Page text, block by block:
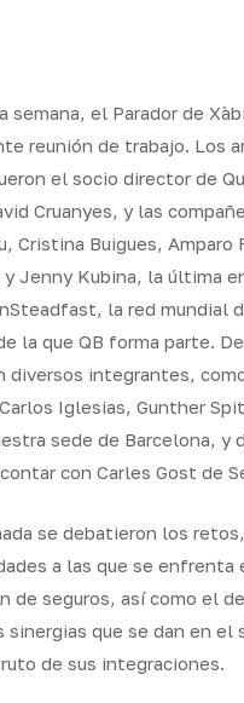
semana, el Parador de
reunión de trabajo. Los
el socio director de
Cruanyes, y las
Cristina Buigues, Amparo
Jenny Kubina, la última
la red mundial
la que QB forma parte.
diversos integrantes,
Iglesias, Gunther
sede de Barcelona, y
con Carles Gost de
se debatieron los
a las que se enfrenta
de seguros, así como el
que se dan en el
de sus integraciones.